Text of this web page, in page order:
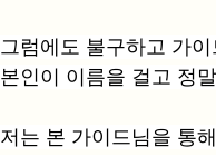
그럼에도 불구하고 가
본인이 이름을 걸고 정
저는 본 가이드님을 통